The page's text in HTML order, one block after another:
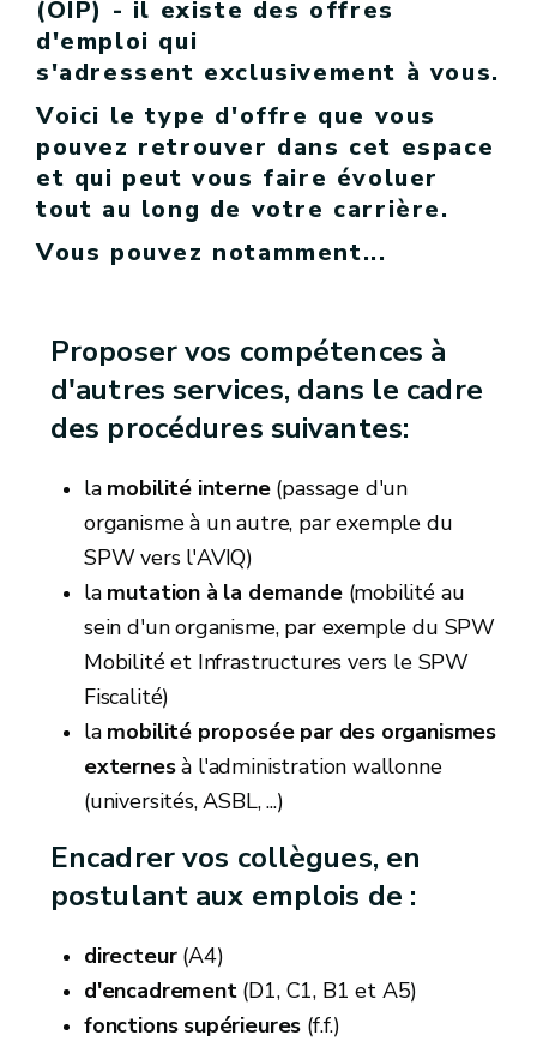
(OIP) - il existe des offres
d'emploi qui
s'adressent exclusivement à vous.
Voici le type d'offre que vous
pouvez retrouver dans cet espace
et qui peut vous faire évoluer
tout au long de votre carrière.
Vous pouvez notamment...
Proposer vos compétences à
d'autres services, dans le cadre
des procédures suivantes:
la mobilité interne(passage d'un
organisme à un autre, par exemple du
SPW vers l'AVIQ)
la mutation à la demande(mobilité au
sein d'un organisme, par exemple du SPW
Mobilité et Infrastructures vers le SPW
Fiscalité)
la mobilité proposée par des organismes
externesà l'administration wallonne
(universités, ASBL, ...)
Encadrer vos collègues, en
postulant aux emplois de :
directeur (A4)
d'encadrement (D1, C1, B1 et A5)
fonctions supérieures (f.f.)